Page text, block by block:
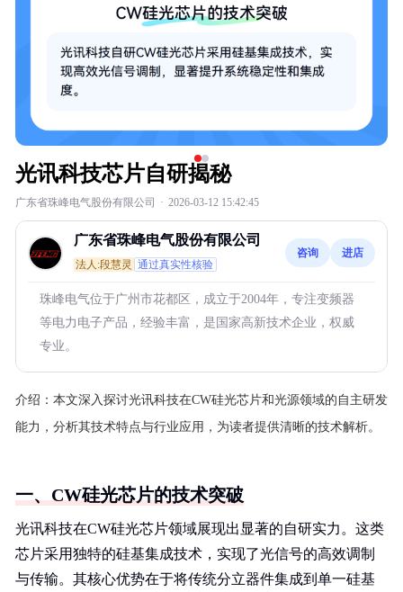
光讯科技芯片自研揭秘
广东省珠峰电气股份有限公司 · 2026-03-12 15:42:45
广东省珠峰电气股份有限公司
法人:段慧灵 通过真实性核验
咨询 进店
珠峰电气位于广州市花都区，成立于2004年，专注变频器
等电力电子产品，经验丰富，是国家高新技术企业，权威
专业。
介绍： 本文深入探讨光讯科技在CW硅光芯片和光源领域的自主研发
能力，分析其技术特点与行业应用，为读者提供清晰的技术解析。
一、CW硅光芯片的技术突破
光讯科技在CW硅光芯片领域展现出显著的自研实力。这类
芯片采用独特的硅基集成技术，实现了光信号的高效调制
与传输。其核心优势在于将传统分立器件集成到单一硅基